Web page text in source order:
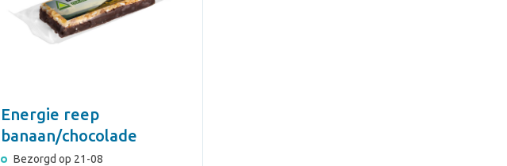
Energie reep
banaan/chocolade
Bezorgd op 21-08